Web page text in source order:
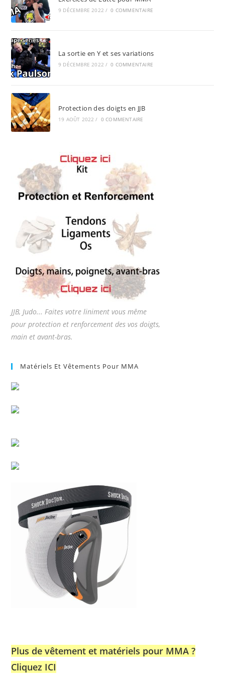
9 DÉCEMBRE 2022 / 0 COMMENTAIRE
La sortie en Y et ses variations
9 DÉCEMBRE 2022 / 0 COMMENTAIRE
Protection des doigts en JJB
19 AOÛT 2022 / 0 COMMENTAIRE
JJB, Judo... Faites votre liniment vous même
pour protection et renforcement des vos doigts,
main et avant-bras.
Matériels Et Vêtements Pour MMA
Plus de vêtement et matériels pour MMA ?
Cliquez ICI